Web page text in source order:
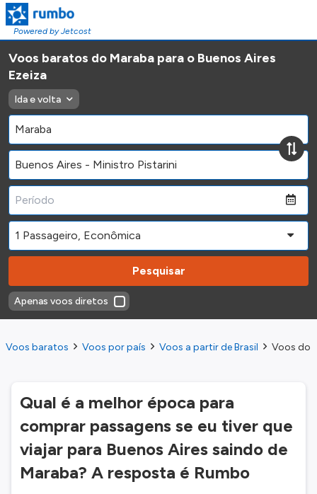
Powered by Jetcost
Voos baratos do Maraba para o Buenos Aires
Ezeiza
Ida e volta
Pesquisar
Apenas voos diretos
Voos baratos Voos por país Voos a partir de Brasil Voos do
Qual é a melhor época para
comprar passagens se eu tiver que
viajar para Buenos Aires saindo de
Maraba? A resposta é Rumbo